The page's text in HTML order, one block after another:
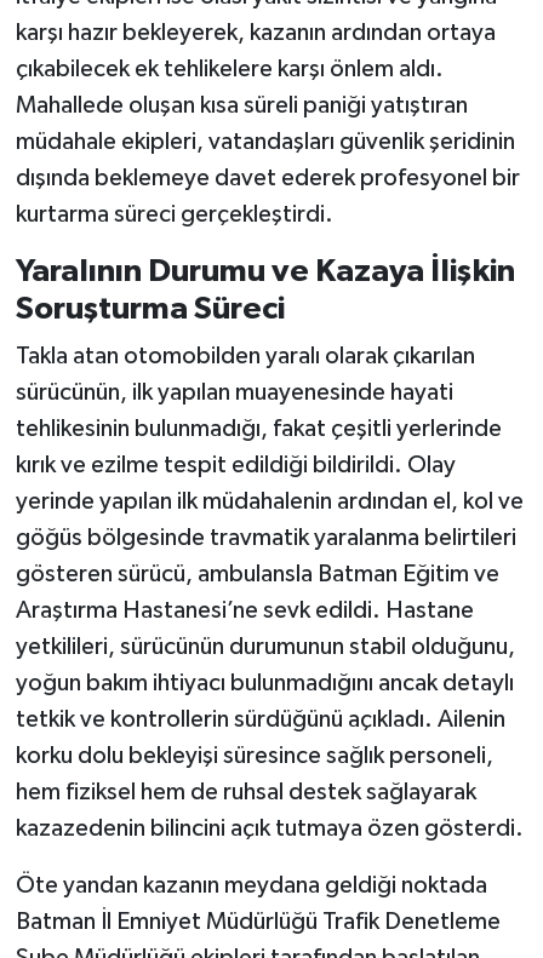
karşı hazır bekleyerek, kazanın ardından ortaya
çıkabilecek ek tehlikelere karşı önlem aldı.
Mahallede oluşan kısa süreli paniği yatıştıran
müdahale ekipleri, vatandaşları güvenlik şeridinin
dışında beklemeye davet ederek profesyonel bir
kurtarma süreci gerçekleştirdi.
Yaralının Durumu ve Kazaya İlişkin
Soruşturma Süreci
Takla atan otomobilden yaralı olarak çıkarılan
sürücünün, ilk yapılan muayenesinde hayati
tehlikesinin bulunmadığı, fakat çeşitli yerlerinde
kırık ve ezilme tespit edildiği bildirildi. Olay
yerinde yapılan ilk müdahalenin ardından el, kol ve
göğüs bölgesinde travmatik yaralanma belirtileri
gösteren sürücü, ambulansla Batman Eğitim ve
Araştırma Hastanesi’ne sevk edildi. Hastane
yetkilileri, sürücünün durumunun stabil olduğunu,
yoğun bakım ihtiyacı bulunmadığını ancak detaylı
tetkik ve kontrollerin sürdüğünü açıkladı. Ailenin
korku dolu bekleyişi süresince sağlık personeli,
hem fiziksel hem de ruhsal destek sağlayarak
kazazedenin bilincini açık tutmaya özen gösterdi.
Öte yandan kazanın meydana geldiği noktada
Batman İl Emniyet Müdürlüğü Trafik Denetleme